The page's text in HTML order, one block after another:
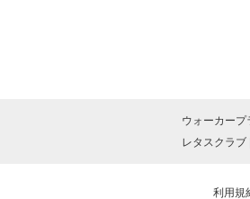
ウォーカープ
レタスクラブ
利用規